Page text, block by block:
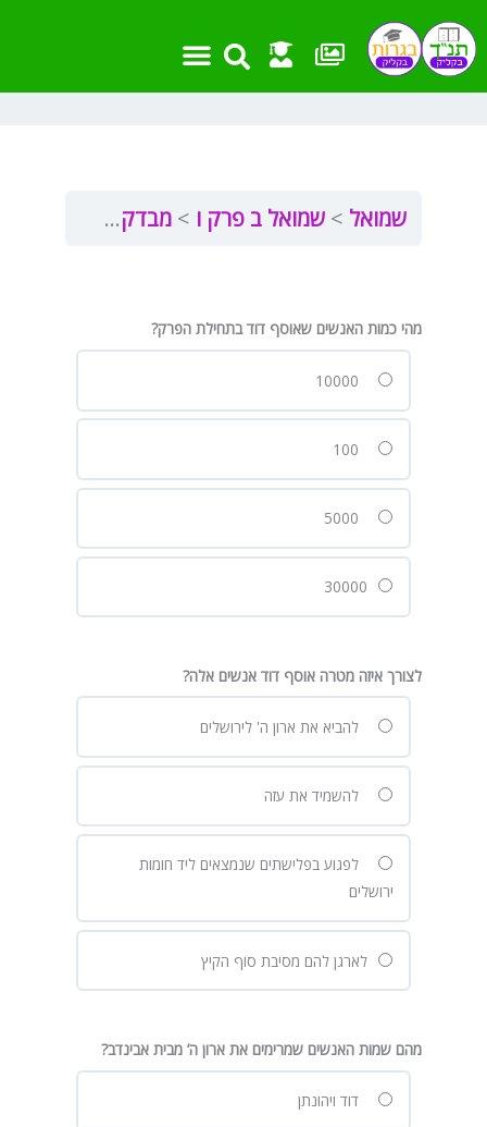
לתוכן
שמואל שמואל ב פרק ו מבדקון שמואל ב פרק ו
מהי כמות האנשים שאוסף דוד בתחילת הפרק?
לצורך איזה מטרה אוסף דוד אנשים אלה?
להביא את ארון ה' לירושלים
להשמיד את עזה
לפגוע בפלישתים שנמצאים ליד חומות
ירושלים
לארגן להם מסיבת סוף הקיץ
מהם שמות האנשים שמרימים את ארון ה’ מבית אבינדב?
דוד ויהונתן